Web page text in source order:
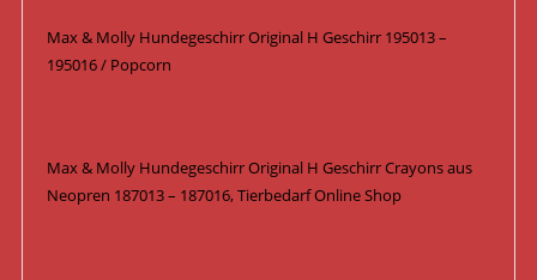
Max & Molly Hundegeschirr Original H Geschirr 195013 –
195016 / Popcorn
Max & Molly Hundegeschirr Original H Geschirr Crayons aus
Neopren 187013 – 187016, Tierbedarf Online Shop